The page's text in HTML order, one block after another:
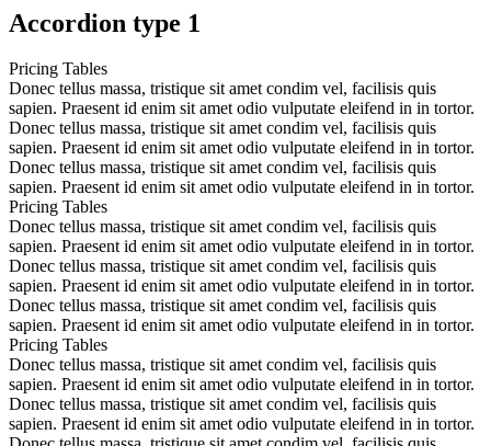
Accordion type 1
Pricing Tables
Donec tellus massa, tristique sit amet condim vel, facilisis quis
sapien. Praesent id enim sit amet odio vulputate eleifend in in tortor.
Donec tellus massa, tristique sit amet condim vel, facilisis quis
sapien. Praesent id enim sit amet odio vulputate eleifend in in tortor.
Donec tellus massa, tristique sit amet condim vel, facilisis quis
sapien. Praesent id enim sit amet odio vulputate eleifend in in tortor.
Pricing Tables
Donec tellus massa, tristique sit amet condim vel, facilisis quis
sapien. Praesent id enim sit amet odio vulputate eleifend in in tortor.
Donec tellus massa, tristique sit amet condim vel, facilisis quis
sapien. Praesent id enim sit amet odio vulputate eleifend in in tortor.
Donec tellus massa, tristique sit amet condim vel, facilisis quis
sapien. Praesent id enim sit amet odio vulputate eleifend in in tortor.
Pricing Tables
Donec tellus massa, tristique sit amet condim vel, facilisis quis
sapien. Praesent id enim sit amet odio vulputate eleifend in in tortor.
Donec tellus massa, tristique sit amet condim vel, facilisis quis
sapien. Praesent id enim sit amet odio vulputate eleifend in in tortor.